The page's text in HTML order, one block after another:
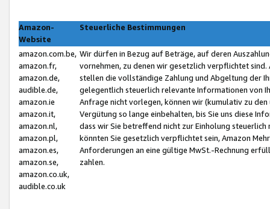
Amazon-
Website
Steuerliche Bestimmungen
amazon.com.be,
amazon.fr,
amazon.de,
audible.de,
amazon.ie
amazon.it,
amazon.nl,
amazon.pl,
amazon.es,
amazon.se,
amazon.co.uk,
audible.co.uk
Wir dürfen in Bezug auf Beträge, auf deren
vornehmen, zu denen wir gesetzlich verpflichtet
stellen die vollständige Zahlung und Abgeltung der
gelegentlich steuerlich relevante Informationen von
Anfrage nicht vorlegen, können wir (kumulativ zu
Vergütung so lange einbehalten, bis Sie uns diese
dass wir Sie betreffend nicht zur Einholung
könnten Sie gesetzlich verpflichtet sein, Amazon
Anforderungen an eine gültige MwSt.-Rechnung
zahlen.